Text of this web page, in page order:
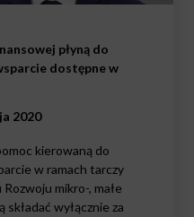
płyną do
dostępne w
2020
kierowaną do
w ramach tarczy
mikro-, małe
wyłącznie za